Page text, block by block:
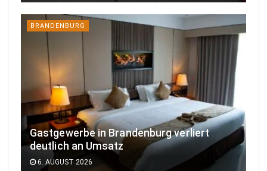
BRANDENBURG
Gastgewerbe in Brandenburg verliert
deutlich an Umsatz
6. AUGUST 2026